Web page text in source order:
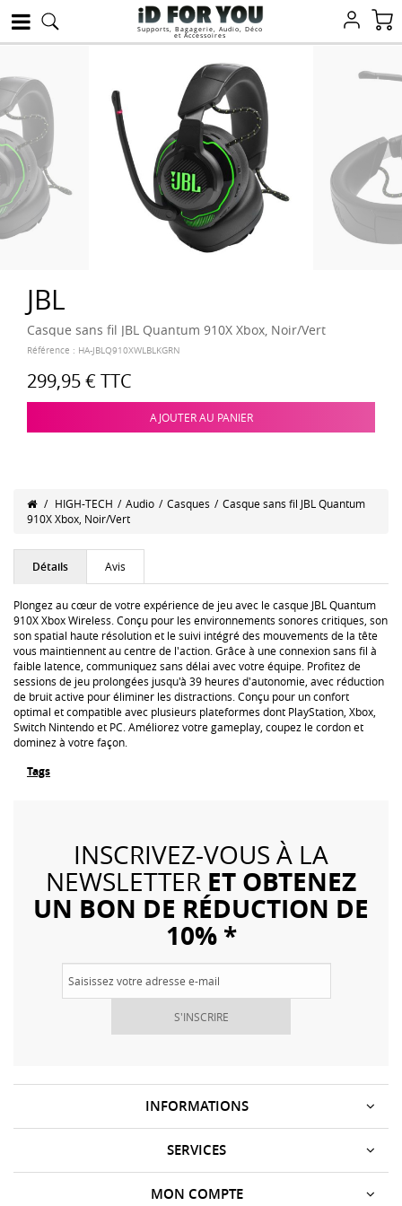
Supports, Bagagerie, Audio, Déco
et Accessoires
JBL
Casque sans fil JBL Quantum 910X Xbox, Noir/Vert
Référence : HA-JBLQ910XWLBLKGRN
299,95 € TTC
AJOUTER AU PANIER
/ HIGH-TECH / Audio / Casques / Casque sans fil JBL Quantum
910X Xbox, Noir/Vert
Détails Avis
Plongez au cœur de votre expérience de jeu avec le casque JBL Quantum
910X Xbox Wireless. Conçu pour les environnements sonores critiques, son
son spatial haute résolution et le suivi intégré des mouvements de la tête
vous maintiennent au centre de l'action. Grâce à une connexion sans fil à
faible latence, communiquez sans délai avec votre équipe. Profitez de
sessions de jeu prolongées jusqu'à 39 heures d'autonomie, avec réduction
de bruit active pour éliminer les distractions. Conçu pour un confort
optimal et compatible avec plusieurs plateformes dont PlayStation, Xbox,
Switch Nintendo et PC. Améliorez votre gameplay, coupez le cordon et
dominez à votre façon.
Tags
INSCRIVEZ-VOUS À LA
NEWSLETTER ET OBTENEZ
UN BON DE RÉDUCTION DE
10% *
S'INSCRIRE
INFORMATIONS
SERVICES
MON COMPTE